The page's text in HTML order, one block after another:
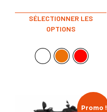
SÉLECTIONNER LES
OPTIONS
Promo !